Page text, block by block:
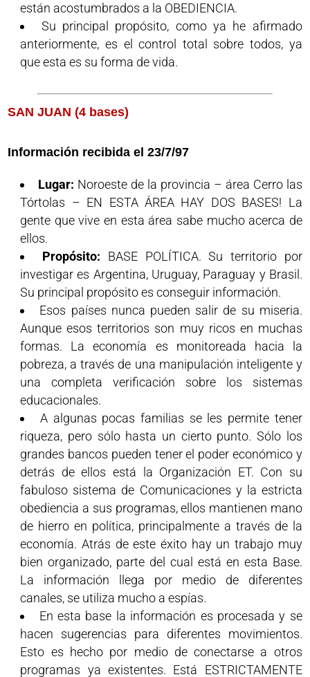
están acostumbrados a la OBEDIENCIA.
Su principal propósito, como ya he afirmado
anteriormente, es el control total sobre todos, ya
que esta es su forma de vida.
SAN JUAN (4 bases)
Información recibida el 23/7/97
Lugar: Noroeste de la provincia – área Cerro las
Tórtolas – EN ESTA ÁREA HAY DOS BASES! La
gente que vive en esta área sabe mucho acerca de
ellos.
Propósito: BASE POLÍTICA. Su territorio por
investigar es Argentina, Uruguay, Paraguay y Brasil.
Su principal propósito es conseguir información.
Esos países nunca pueden salir de su miseria.
Aunque esos territorios son muy ricos en muchas
formas. La economía es monitoreada hacia la
pobreza, a través de una manipulación inteligente y
una completa verificación sobre los sistemas
educacionales.
A algunas pocas familias se les permite tener
riqueza, pero sólo hasta un cierto punto. Sólo los
grandes bancos pueden tener el poder económico y
detrás de ellos está la Organización ET. Con su
fabuloso sistema de Comunicaciones y la estricta
obediencia a sus programas, ellos mantienen mano
de hierro en política, principalmente a través de la
economía. Atrás de este éxito hay un trabajo muy
bien organizado, parte del cual está en esta Base.
La información llega por medio de diferentes
canales, se utiliza mucho a espías.
En esta base la información es procesada y se
hacen sugerencias para diferentes movimientos.
Esto es hecho por medio de conectarse a otros
programas ya existentes. Está ESTRICTAMENTE